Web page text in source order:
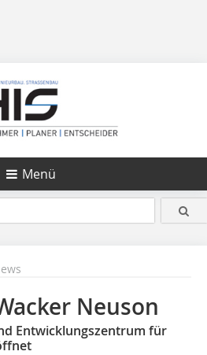
Menü
Neuson
Entwicklungszentrum für